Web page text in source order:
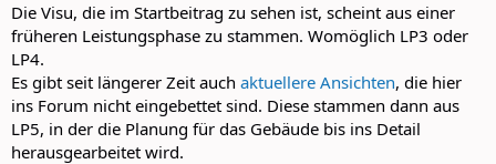
Die Visu, die im Startbeitrag zu sehen ist, scheint aus einer
früheren Leistungsphase zu stammen. Womöglich LP3 oder
LP4.
Es gibt seit längerer Zeit auch aktuellere Ansichten, die hier
ins Forum nicht eingebettet sind. Diese stammen dann aus
LP5, in der die Planung für das Gebäude bis ins Detail
herausgearbeitet wird.